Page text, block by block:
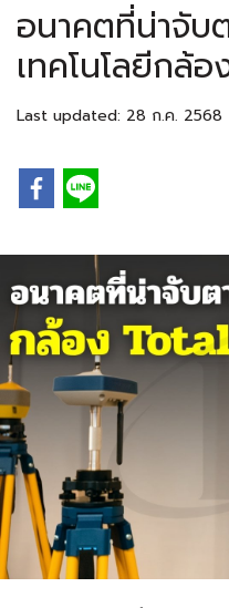
อนาคตที่น่าจับ
เทคโนโลยีกล้
Last updated: 28 ก.ค. 2568